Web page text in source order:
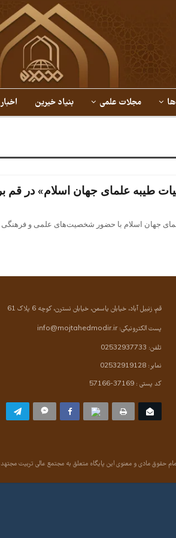
مجلات علمی بنیاد خیرین اخبار
طیبه علمای جهان اسلام» در قم
جهان اسلام با حضور شخصیت‌های علمی و فرهنگی
قم، زنبیل آباد، خیابان یاسمن، خیابان نسترن، کوچه 6 پلاک 61
پست الکترونیکی:info@mojtahedmodir.ir
تلفن: 02532937733
نمابر: 02532919128
کد پستی : 37169-57166
حقوق مادی و معنوی این پایگاه متعلق به مجتمع عالی تربیت